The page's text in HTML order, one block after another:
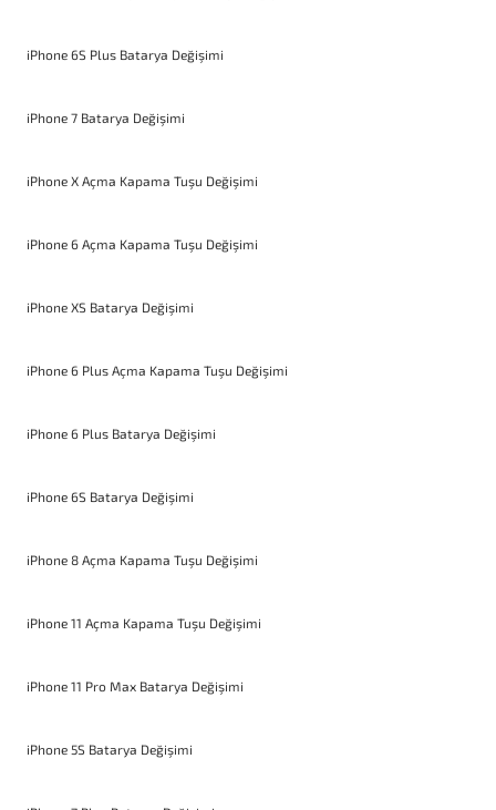
iPhone 6S Plus Batarya Değişimi
iPhone 7 Batarya Değişimi
iPhone X Açma Kapama Tuşu Değişimi
iPhone 6 Açma Kapama Tuşu Değişimi
iPhone XS Batarya Değişimi
iPhone 6 Plus Açma Kapama Tuşu Değişimi
iPhone 6 Plus Batarya Değişimi
iPhone 6S Batarya Değişimi
iPhone 8 Açma Kapama Tuşu Değişimi
iPhone 11 Açma Kapama Tuşu Değişimi
iPhone 11 Pro Max Batarya Değişimi
iPhone 5S Batarya Değişimi